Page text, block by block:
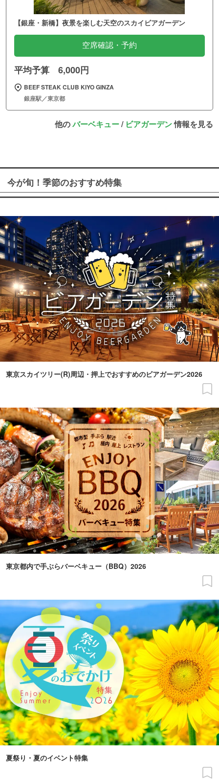
【銀座・新橋】夜景を楽しむ天空のスカイビアガーデン
空席確認・予約
平均予算 6,000円
BEEF STEAK CLUB KIYO GINZA
銀座駅／東京都
他のバーベキュー/ ビアガーデン情報を見る
今が旬！季節のおすすめ特集
東京スカイツリー(R)周辺・押上でおすすめのビアガーデン2026
東京都内で手ぶらバーベキュー（BBQ）2026
夏祭り・夏のイベント特集